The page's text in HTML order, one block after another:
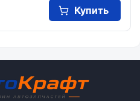
Купить